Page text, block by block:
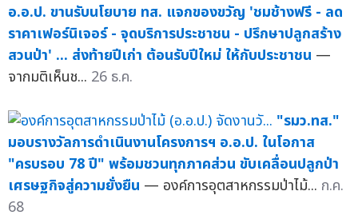
อ.อ.ป. ขานรับนโยบาย ทส. แจกของขวัญ 'ชมช้างฟรี - ลด
ราคาเฟอร์นิเจอร์ - จุดบริการประชาชน - ปรึกษาปลูกสร้าง
สวนป่า' ... ส่งท้ายปีเก่า ต้อนรับปีใหม่ ให้กับประชาชน —
จากมติเห็นช... 26 ธ.ค.
"รมว.ทส."
มอบรางวัลการดำเนินงานโครงการฯ อ.อ.ป. ในโอกาส
"ครบรอบ 78 ปี" พร้อมชวนทุกภาคส่วน ขับเคลื่อนปลูกป่า
เศรษฐกิจสู่ความยั่งยืน — องค์การอุตสาหกรรมป่าไม้... ก.ค.
68